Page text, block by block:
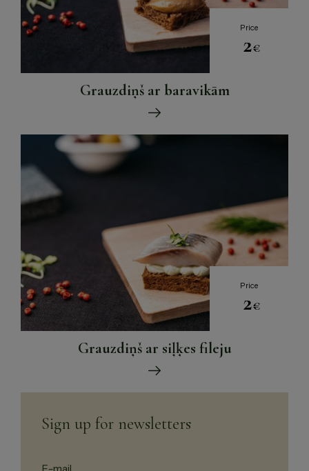
Price
2€
Grauzdiņš ar baravikām
Price
2€
Grauzdiņš ar siļķes fileju
Sign up for newsletters